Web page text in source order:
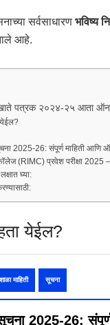
सर्वसाधारण भविष्य
आहे.
खाते पत्रक २०२४-२५ आता
2025-26: संपूर्ण माहिती आणि
(RIMC) प्रवेश परीक्षा 2025 –
घ्या:
येईल?
शाळा माहिती सूचना
2025-26: